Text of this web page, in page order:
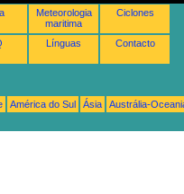
Meteorologia
maritima
Ciclones
Línguas Contacto
América do Sul Ásia
Austrália-